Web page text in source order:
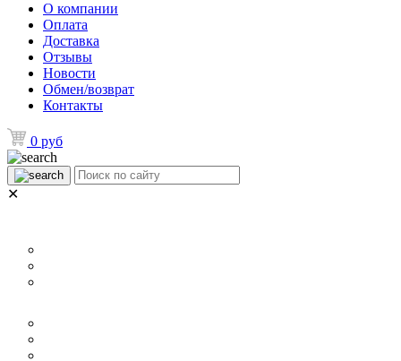
О компании
Оплата
Доставка
Отзывы
Новости
Обмен/возврат
Контакты
0 руб
✕